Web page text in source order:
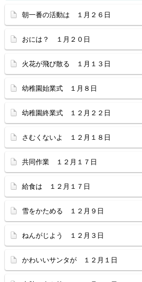
朝一番の活動は １月２６日
おには？ １月２０日
火花が飛び散る １月１３日
幼稚園始業式 １月８日
幼稚園終業式 １２月２２日
さむくないよ １２月１８日
共同作業 １２月１７日
給食は １２月１７日
雪をかためる １２月９日
ねんがじよう １２月３日
かわいいサンタが １２月１日